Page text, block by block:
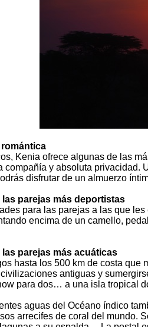
romántica
Kenia ofrece algunas de las
compañía y absoluta privacidad.
disfrutar de un almuerzo
las parejas más deportistas
para las parejas a las que
encima de un camello,
las parejas más acuáticas
hasta los 500 km de costa
antiguas y
para dos… a una isla tropical
aguas del Océano índico
arrecifes de coral del mundo.